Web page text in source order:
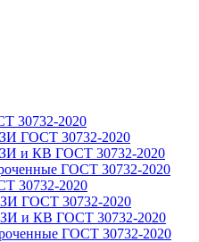
30732-2020
ГОСТ 30732-2020
и КВ ГОСТ 30732-2020
ГОСТ 30732-2020
30732-2020
ГОСТ 30732-2020
и КВ ГОСТ 30732-2020
ГОСТ 30732-2020